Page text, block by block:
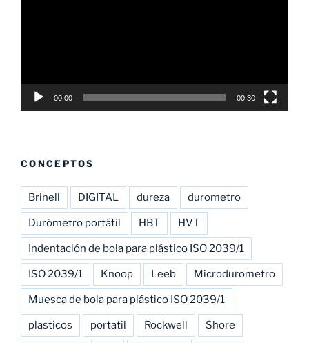
00:00 00:30
CONCEPTOS
Brinell DIGITAL dureza durometro
Durómetro portátil HBT HVT
Indentación de bola para plástico ISO 2039/1
ISO 2039/1 Knoop Leeb Microdurometro
Muesca de bola para plástico ISO 2039/1
plasticos portatil Rockwell Shore